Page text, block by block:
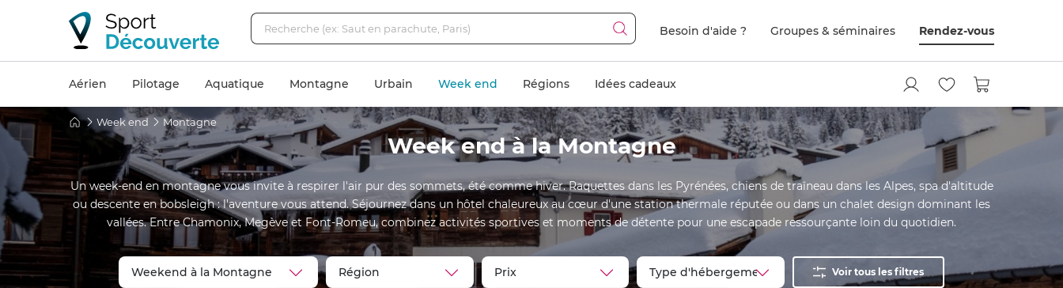
Besoin d'aide ? Groupes & séminaires Rendez-vous
Aérien Pilotage Aquatique Montagne Urbain Week end Régions Idées cadeaux
Week end Montagne
Week end à la Montagne
Un week-end en montagne vous invite à respirer l'air pur des sommets, été comme hiver. Raquettes dans les Pyrénées, chiens de traîneau dans les Alpes, spa d'altitude
ou descente en bobsleigh : l'aventure vous attend. Séjournez dans un hôtel chaleureux au cœur d'une station thermale réputée ou dans un chalet design dominant les
vallées. Entre Chamonix, Megève et Font-Romeu, combinez activités sportives et moments de détente pour une escapade ressourçante loin du quotidien.
Voir tous les filtres